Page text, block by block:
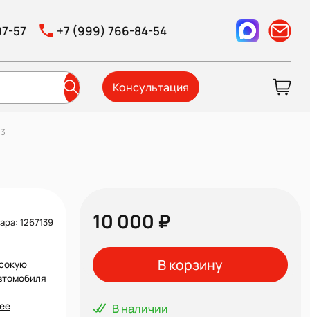
57 +7 (999) 766-84-54
Консультация
1267139 10 000 ₽
В корзину
В наличии